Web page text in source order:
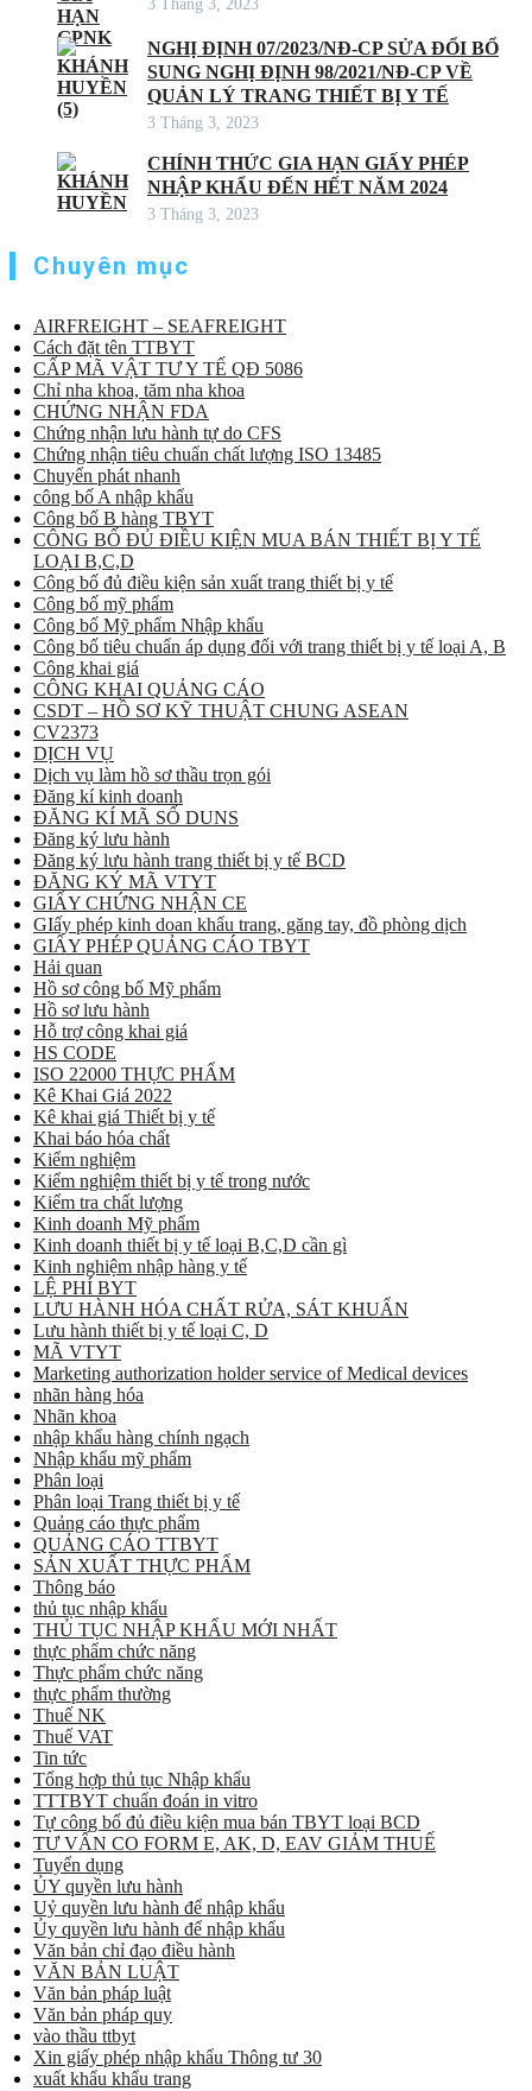
3 Tháng 3, 2023
NGHỊ ĐỊNH 07/2023/NĐ-CP SỬA ĐỔI BỔ
SUNG NGHỊ ĐỊNH 98/2021/NĐ-CP VỀ
QUẢN LÝ TRANG THIẾT BỊ Y TẾ
3 Tháng 3, 2023
CHÍNH THỨC GIA HẠN GIẤY PHÉP
NHẬP KHẨU ĐẾN HẾT NĂM 2024
3 Tháng 3, 2023
Chuyên mục
AIRFREIGHT – SEAFREIGHT
Cách đặt tên TTBYT
CẤP MÃ VẬT TƯ Y TẾ QĐ 5086
Chỉ nha khoa, tăm nha khoa
CHỨNG NHẬN FDA
Chứng nhận lưu hành tự do CFS
Chứng nhận tiêu chuẩn chất lượng ISO 13485
Chuyển phát nhanh
công bố A nhập khẩu
Công bố B hàng TBYT
CÔNG BỐ ĐỦ ĐIỀU KIỆN MUA BÁN THIẾT BỊ Y TẾ
LOẠI B,C,D
Công bố đủ điều kiện sản xuất trang thiết bị y tế
Công bố mỹ phẩm
Công bố Mỹ phẩm Nhập khẩu
Công bố tiêu chuẩn áp dụng đối với trang thiết bị y tế loại A, B
Công khai giá
CÔNG KHAI QUẢNG CÁO
CSDT – HỒ SƠ KỸ THUẬT CHUNG ASEAN
CV2373
DỊCH VỤ
Dịch vụ làm hồ sơ thầu trọn gói
Đăng kí kinh doanh
ĐĂNG KÍ MÃ SỐ DUNS
Đăng ký lưu hành
Đăng ký lưu hành trang thiết bị y tế BCD
ĐĂNG KÝ MÃ VTYT
GIẤY CHỨNG NHẬN CE
GIấy phép kinh doan khẩu trang, găng tay, đồ phòng dịch
GIẤY PHÉP QUẢNG CÁO TBYT
Hải quan
Hồ sơ công bố Mỹ phẩm
Hồ sơ lưu hành
Hỗ trợ công khai giá
HS CODE
ISO 22000 THỰC PHẨM
Kê Khai Giá 2022
Kê khai giá Thiết bị y tế
Khai báo hóa chất
Kiểm nghiệm
Kiểm nghiệm thiết bị y tế trong nước
Kiểm tra chất lượng
Kinh doanh Mỹ phẩm
Kinh doanh thiết bị y tế loại B,C,D cần gì
Kinh nghiệm nhập hàng y tế
LỆ PHÍ BYT
LƯU HÀNH HÓA CHẤT RỬA, SÁT KHUẨN
Lưu hành thiết bị y tế loại C, D
MÃ VTYT
Marketing authorization holder service of Medical devices
nhãn hàng hóa
Nhãn khoa
nhập khẩu hàng chính ngạch
Nhập khẩu mỹ phẩm
Phân loại
Phân loại Trang thiết bị y tế
Quảng cáo thực phẩm
QUẢNG CÁO TTBYT
SẢN XUẤT THỰC PHẨM
Thông báo
thủ tục nhập khẩu
THỦ TỤC NHẬP KHẨU MỚI NHẤT
thực phẩm chức năng
Thực phẩm chức năng
thực phẩm thường
Thuế NK
Thuế VAT
Tin tức
Tổng hợp thủ tục Nhập khẩu
TTTBYT chuẩn đoán in vitro
Tự công bố đủ điều kiện mua bán TBYT loại BCD
TƯ VẤN CO FORM E, AK, D, EAV GIẢM THUẾ
Tuyển dụng
ỦY quyền lưu hành
Uỷ quyền lưu hành để nhập khẩu
Ủy quyền lưu hành để nhập khẩu
Văn bản chỉ đạo điều hành
VĂN BẢN LUẬT
Văn bản pháp luật
Văn bản pháp quy
vào thầu ttbyt
Xin giấy phép nhập khẩu Thông tư 30
xuất khẩu khẩu trang